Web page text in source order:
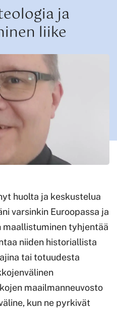
ja
liike
huolta ja keskustelua
varsinkin Euroopassa ja
maallistuminen tyhjentää
niiden historiallista
tai totuudesta
maailmanneuvosto
kun ne pyrkivät